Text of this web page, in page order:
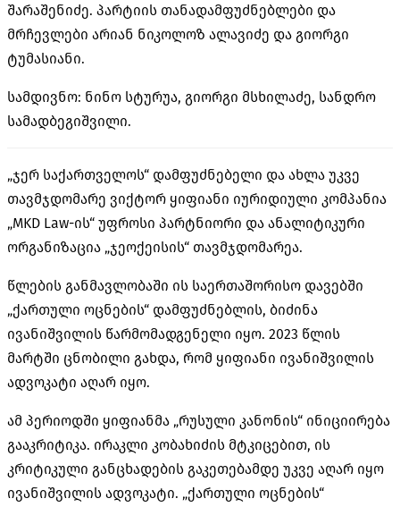
შარაშენიძე. პარტიის თანადამფუძნებლები და
მრჩევლები არიან ნიკოლოზ ალავიძე და გიორგი
ტუმასიანი.
სამდივნო: ნინო სტურუა, გიორგი მსხილაძე, სანდრო
სამადბეგიშვილი.
„ჯერ საქართველოს“ დამფუძნებელი და ახლა უკვე
თავმჯდომარე ვიქტორ ყიფიანი იურიდიული კომპანია
„MKD Law-ის“ უფროსი პარტნიორი და ანალიტიკური
ორგანიზაცია „ჯეოქეისის“ თავმჯდომარეა.
წლების განმავლობაში ის საერთაშორისო დავებში
„ქართული ოცნების“ დამფუძნებლის, ბიძინა
ივანიშვილის წარმომადგენელი იყო. 2023 წლის
მარტში ცნობილი გახდა, რომ ყიფიანი ივანიშვილის
ადვოკატი აღარ იყო.
ამ პერიოდში ყიფიანმა „რუსული კანონის“ ინიციირება
გააკრიტიკა. ირაკლი კობახიძის მტკიცებით, ის
კრიტიკული განცხადების გაკეთებამდე უკვე აღარ იყო
ივანიშვილის ადვოკატი. „ქართული ოცნების“